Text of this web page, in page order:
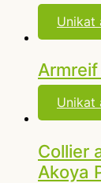
Unikat
Unikat
Collier
Akoya